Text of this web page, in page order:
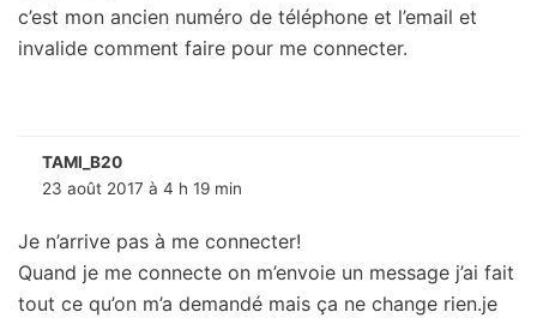
c’est mon ancien numéro de téléphone et l’email et
invalide comment faire pour me connecter.
TAMI_B20
23 août 2017 à 4 h 19 min
Je n’arrive pas à me connecter!
Quand je me connecte on m’envoie un message j’ai fait
tout ce qu’on m’a demandé mais ça ne change rien.je